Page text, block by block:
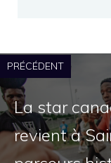
PRÉCÉDENT
La star
revient à